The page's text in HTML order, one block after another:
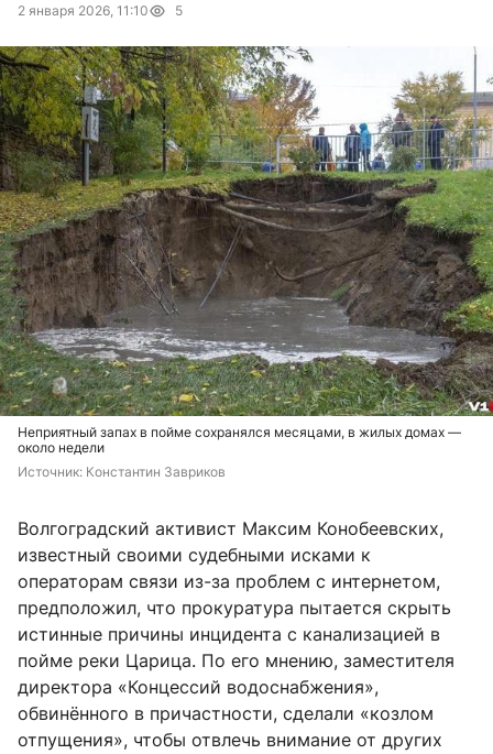
2 января 2026, 11:10 5
Неприятный запах в пойме сохранялся месяцами, в жилых домах —
около недели
Источник: Константин Завриков
Волгоградский активист Максим Конобеевских,
известный своими судебными исками к
операторам связи из-за проблем с интернетом,
предположил, что прокуратура пытается скрыть
истинные причины инцидента с канализацией в
пойме реки Царица. По его мнению, заместителя
директора «Концессий водоснабжения»,
обвинённого в причастности, сделали «козлом
отпущения», чтобы отвлечь внимание от других